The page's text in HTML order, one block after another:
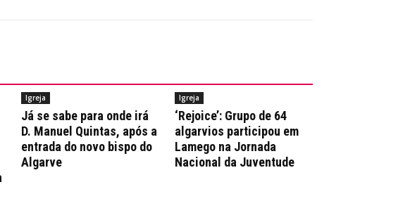
Igreja
Já se sabe para onde irá
D. Manuel Quintas, após a
entrada do novo bispo do
Algarve
Igreja
‘Rejoice’: Grupo de 64
algarvios participou em
Lamego na Jornada
Nacional da Juventude